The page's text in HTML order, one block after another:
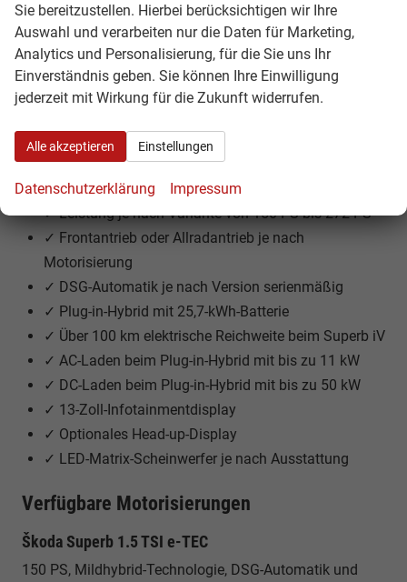
✓ Fahrzeuglänge Superb Hatch: 4.912 mm
✓ Fahrzeuglänge Superb Combi: 4.902 mm
✓ Radstand: 2.841 mm
✓ 5 Sitzplätze
✓ Kofferraumvolumen Combi: 690 bis 1.920 Liter
✓ Benzin-, Diesel-, Mildhybrid- und Plug-in-Hybrid-
Antriebe
✓ Leistung je nach Variante von 150 PS bis 272 PS
✓ Frontantrieb oder Allradantrieb je nach
Motorisierung
✓ DSG-Automatik je nach Version serienmäßig
✓ Plug-in-Hybrid mit 25,7-kWh-Batterie
✓ Über 100 km elektrische Reichweite beim Superb iV
✓ AC-Laden beim Plug-in-Hybrid mit bis zu 11 kW
✓ DC-Laden beim Plug-in-Hybrid mit bis zu 50 kW
✓ 13-Zoll-Infotainmentdisplay
✓ Optionales Head-up-Display
✓ LED-Matrix-Scheinwerfer je nach Ausstattung
Verfügbare Motorisierungen
Škoda Superb 1.5 TSI e-TEC
150 PS, Mildhybrid-Technologie, DSG-Automatik und
Sie bereitzustellen. Hierbei berücksichtigen wir Ihre
Auswahl und verarbeiten nur die Daten für Marketing,
Analytics und Personalisierung, für die Sie uns Ihr
Einverständnis geben. Sie können Ihre Einwilligung
jederzeit mit Wirkung für die Zukunft widerrufen.
Alle akzeptieren Einstellungen
Datenschutzerklärung Impressum